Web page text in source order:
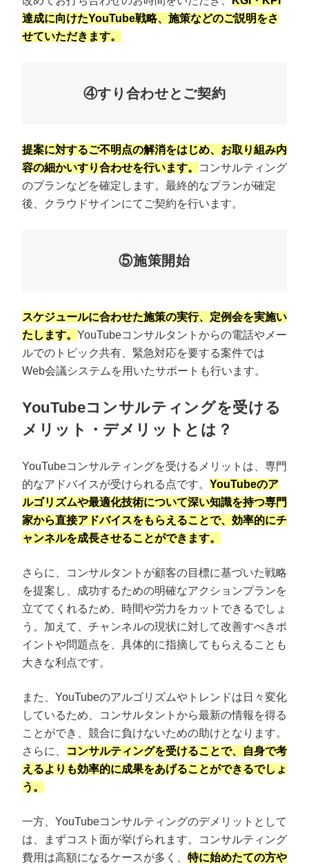
達成に向けたYouTube戦略、施策などのご説明をさ
せていただきます。
④すり合わせとご契約
提案に対するご不明点の解消をはじめ、お取り組み内
容の細かいすり合わせを行います。
コンサルティング
のプランなどを確定します。最終的なプランが確定
後、クラウドサインにてご契約を行います。
⑤施策開始
スケジュールに合わせた施策の実行、定例会を実施い
たします。 YouTubeコンサルタントからの電話やメー
ルでのトピック共有、緊急対応を要する案件では
Web会議システムを用いたサポートも行います。
YouTubeコンサルティングを受ける
メリット・デメリットとは？
YouTubeコンサルティングを受けるメリットは、専門
的なアドバイスが受けられる点です。 YouTubeのア
ルゴリズムや最適化技術について深い知識を持つ専門
家から直接アドバイスをもらえることで、効率的にチ
ャンネルを成長させることができます。
さらに、コンサルタントが顧客の目標に基づいた戦略
を提案し、成功するための明確なアクションプランを
立ててくれるため、時間や労力をカットできるでしょ
う。加えて、チャンネルの現状に対して改善すべきポ
イントや問題点を、具体的に指摘してもらえることも
大きな利点です。
また、YouTubeのアルゴリズムやトレンドは日々変化
しているため、コンサルタントから最新の情報を得る
ことができ、競合に負けないための助けとなります。
さらに、
コンサルティングを受けることで、自身で考
えるよりも効率的に成果をあげることができるでしょ
う。
一方、YouTubeコンサルティングのデメリットとして
は、まずコスト面が挙げられます。コンサルティング
費用は高額になるケースが多く、 特に始めたての方や